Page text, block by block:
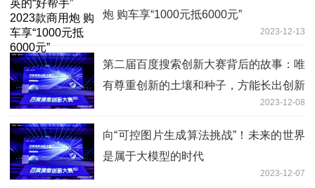
炮 购车享“1000元抵6000元”
2023-12-13
第二届百度搜索创新大赛背后的故事：唯
有尊重创新的土壤和种子，方能长出创新
2023-12-08
向“可控图片生成算法挑战”！未来的世界
是属于大模型的时代
2023-12-07